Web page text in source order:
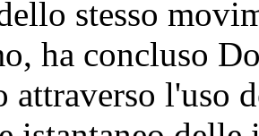
stesso
ha concluso
attraverso l'uso